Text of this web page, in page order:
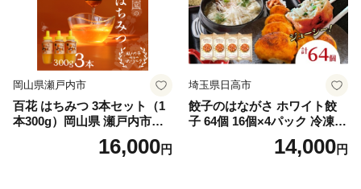
岡山県瀬戸内市
百花 はちみつ 3本セット（1
本300g）岡山県 瀬戸内市産
石黒農園 ヨーグルト パン 砂
糖の代わり 香り高い いい香
16,000円
埼玉県日高市
餃子のはながさ ホワイト餃
子 64個 16個×4パック 冷凍
中華 点心 B級グルメ ご当地
野菜 おつまみ おかず 簡単調
14,000円